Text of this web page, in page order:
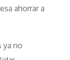
ahorrar a
ya no